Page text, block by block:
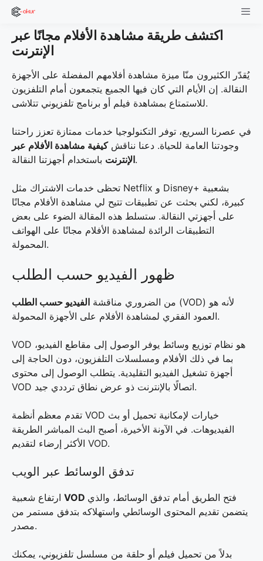
Skip
contentاكتشف طريقة مشاهدة الأفلام مجانًا عبر
الإنترنت
يُقدّر الكثيرون منّا ميزة مشاهدة أفلامهم المفضلة على الأجهزة
النقالة. إن الأيام التي كان فيها الجميع يتجمعون أمام التلفزيون
للاستمتاع بمشاهدة فيلم أو برنامج تلفزيوني تتلاشى.
في عصرنا السريع، توفر التكنولوجيا خدمات ممتازة تعزز راحتنا
وجودتنا العامة للحياة. دعنا نناقشكيفية مشاهدة الأفلام عبر
الإنترنتباستخدام أجهزتنا النقالة.
تحظى خدمات الاشتراك مثل Netflix و Disney+ بشعبية
كبيرة، لكني بحثت عن تطبيقات تتيح لي مشاهدة الأفلام مجانًا
على أجهزتي النقالة. ستسلط هذه المقالة الضوء على بعض
التطبيقات الرائدة لمشاهدة الأفلام مجانًا على الهواتف
المحمولة.
ظهور الفيديو حسب الطلب
من الضروري مناقشة الفيديو حسب الطلب
(VOD) لأنه هو
العمود الفقري لمشاهدة الأفلام على الأجهزة المحمولة.
VOD هو نظام توزيع وسائط يوفر الوصول إلى مقاطع الفيديو،
بما في ذلك الأفلام ومسلسلات التلفزيون، دون الحاجة إلى
أجهزة تشغيل الفيديو التقليدية. يتطلب الوصول إلى محتوى
VOD اتصالًا بالإنترنت ذو عرض نطاق ترددي جيد.
تقدم معظم أنظمة VOD خيارات لإمكانية تحميل أو بث
الفيديوهات. في الآونة الأخيرة، أصبح البث المباشر الطريقة
الأكثر إرضاء لتقديم VOD.
تدفق الوسائط عبر الويب
VOD فتح الطريق أمام تدفق الوسائط، والذي
يتضمن تقديم المحتوى الوسائطي واستهلاكه بتدفق مستمر من
مصدر.
بدلاً من تحميل فيلم أو حلقة من مسلسل تلفزيوني، يمكنك